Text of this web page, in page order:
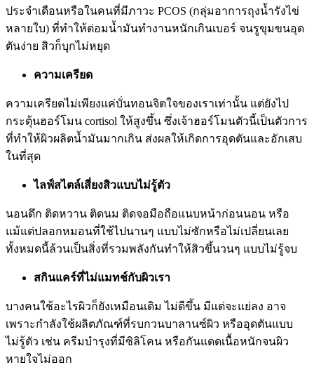
ประจำเดือนหรือในคนที่มีภาวะ PCOS (กลุ่มอาการถุงน้ำรังไข่
หลายใบ) ที่ทำให้ต่อมน้ำมันทำงานหนักเกินเบอร์ จนรูขุมขนอุด
ตันง่าย สิวก็บุกไม่หยุด
ความเครียด
ความเครียดไม่เพียงแค่บั่นทอนจิตใจของเราเท่านั้น แต่ยังไป
กระตุ้นฮอร์โมน cortisol ให้สูงขึ้น ซึ่งเจ้าฮอร์โมนตัวนี้เป็นตัวการ
ที่ทำให้ผิวผลิตน้ำมันมากเกิน ส่งผลให้เกิดการอุดตันและอักเสบ
ในที่สุด
ไลฟ์สไตล์เสี่ยงสิวแบบไม่รู้ตัว
นอนดึก ติดหวาน ติดนม ติดจอมือถือแนบหน้าก่อนนอน หรือ
แม้แต่ปลอกหมอนที่ใช้ไปนานๆ แบบไม่ซักหรือไม่เปลี่ยนเลย
ทั้งหมดนี้ล้วนเป็นสิ่งที่รวมพลังกันทำให้สิวขึ้นวนๆ แบบไม่รู้จบ
สกินแคร์ที่ไม่แมทช์กับผิวเรา
บางคนใช้อะไรผิวก็ยังเหมือนเดิม ไม่ดีขึ้น มีแต่จะแย่ลง อาจ
เพราะกำลังใช้ผลิตภัณฑ์ที่รบกวนบาลานซ์ผิว หรืออุดตันแบบ
ไม่รู้ตัว เช่น ครีมบำรุงที่มีซิลิโคน หรือกันแดดเนื้อหนักจนผิว
หายใจไม่ออก